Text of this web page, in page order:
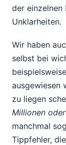
der
Unklarheiten.
Wir haben
selbst bei
ausgewiesen
zu liegen
Millionen
manchmal
Tippfehler,